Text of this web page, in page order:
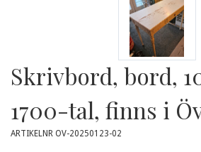
Skrivbord, bord,
1700-tal, finns i
ARTIKELNR OV-20250123-02